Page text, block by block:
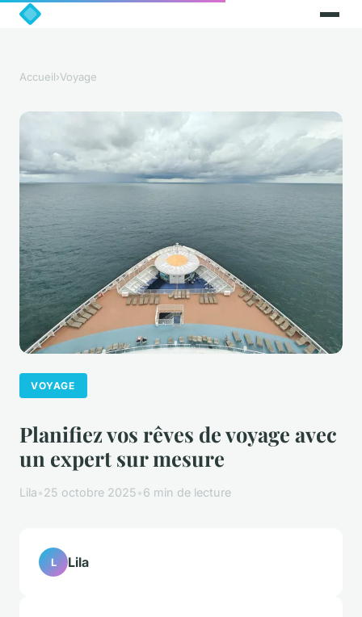
Accueil›Voyage
VOYAGE
Planifiez vos rêves de voyage avec
un expert sur mesure
Lila•25 octobre 2025•6 min de lecture
L Lila